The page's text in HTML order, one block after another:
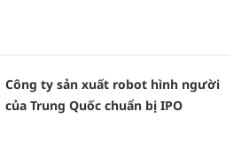
Công ty sản xuất robot hình người
của Trung Quốc chuẩn bị IPO